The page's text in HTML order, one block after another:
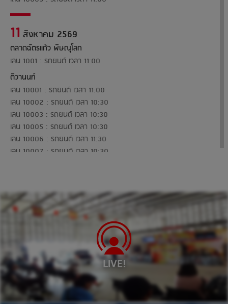
11 สิงหาคม 2569
ตลาดฉัตรแก้ว พิษณุโลก
เลน 1001 : รถยนต์ เวลา 11:00
ติวานนท์
เลน 10001 : รถยนต์ เวลา 11:00
เลน 10002 : รถยนต์ เวลา 10:30
เลน 10003 : รถยนต์ เวลา 10:30
เลน 10005 : รถยนต์ เวลา 10:30
เลน 10006 : รถยนต์ เวลา 11:30
เลน 10007 : รถยนต์ เวลา 10:30
13 สิงหาคม 2569
อยุธยาซิตี้พาร์ค จ.อยุธยา
เลน 1001 : รถยนต์ เวลา 11:00
ตลาด เอส มาร์เช่ (ตลาดยีราฟ) ระยอง
เลน 1001 : รถยนต์ เวลา 11:00
ศูนย์การค้า ซีคอนสแควร์
เลน 1001 : รถยนต์ เวลา 11:00
LIVE!